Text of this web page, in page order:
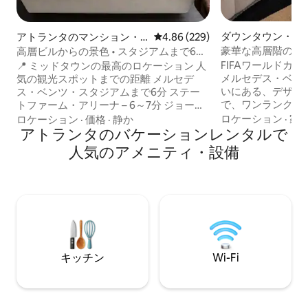
アトランタのマンション・
アパート
レビュー229件、5つ星中4.86つ
4.86 (229)
高層ビルからの景色 • スタジアムまで6分
• FIFAワールドカップ
📍 ミッドタウンの最高のロケーション 人
気の観光スポットまでの距離 メルセデ
ス・ベンツ・スタジアムまで6分 ステー
トファーム・アリーナ – 6～7分 ジョージ
ア水族館：7～8分 ハーツフィールド・ジ
ャクソン空港まで15～20分 レノックス・
スクエア：15分 マジックシティ：10～12
分 Toast on Lenox – 12～15分 ✨ ゲストが
10分 アトランティック・ステーションま
で5分 ピードモント・パークまで10分 フ
ォックス・シアターまで8分
ロケーション · 価格 · 静か
ダウンタウン・ア
ンション・アパー
豪華な高層階のス
デス・ベンツ・ス
FIFAワールドカ
メルセデス・ベン
いにある、デザイ
で、ワンランク上
さい。床から天
ンの眺望が見える
のインテリア、リ
ル、ラグジュアリ
ズの試合、ビジネ
に訪れる場合でも
アトランタ体験を
ロケーション ·家
アトランタのバケーションレンタルで
人気のアメニティ・設備
キッチン Wi-Fi